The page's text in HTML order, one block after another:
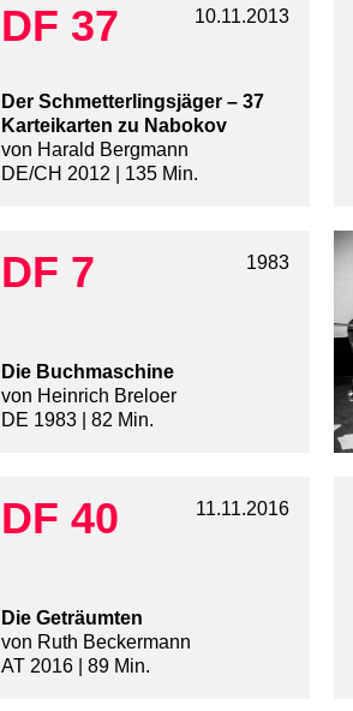
DF 37 10.11.2013
Der Schmetterlingsjäger – 37
Karteikarten zu Nabokov
von Harald Bergmann
DE/CH 2012 | 135 Min.
DF 7 1983
Die Buchmaschine
von Heinrich Breloer
DE 1983 | 82 Min.
DF 40 11.11.2016
Die Geträumten
von Ruth Beckermann
AT 2016 | 89 Min.